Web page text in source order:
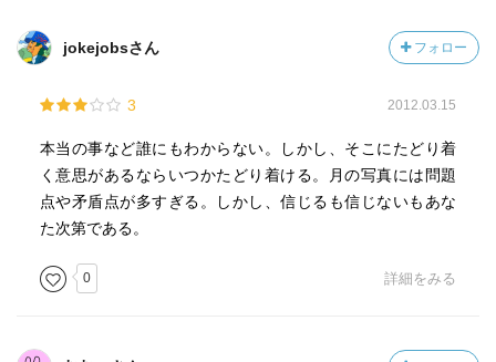
jokejobsさん フォロー
3 2012.03.15
本当の事など誰にもわからない。しかし、そこにたどり着
く意思があるならいつかたどり着ける。月の写真には問題
点や矛盾点が多すぎる。しかし、信じるも信じないもあな
た次第である。
0 詳細をみる